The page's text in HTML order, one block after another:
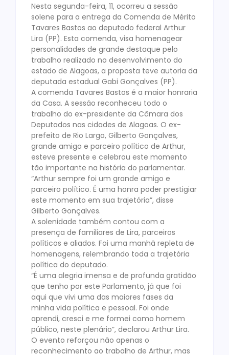
Nesta segunda-feira, 11, ocorreu a sessão
solene para a entrega da Comenda de Mérito
Tavares Bastos ao deputado federal Arthur
Lira (PP). Esta comenda, visa homenagear
personalidades de grande destaque pelo
trabalho realizado no desenvolvimento do
estado de Alagoas, a proposta teve autoria da
deputada estadual Gabi Gonçalves (PP).
A comenda Tavares Bastos é a maior honraria
da Casa. A sessão reconheceu todo o
trabalho do ex-presidente da Câmara dos
Deputados nas cidades de Alagoas. O ex-
prefeito de Rio Largo, Gilberto Gonçalves,
grande amigo e parceiro político de Arthur,
esteve presente e celebrou este momento
tão importante na história do parlamentar.
“Arthur sempre foi um grande amigo e
parceiro político. É uma honra poder prestigiar
este momento em sua trajetória”, disse
Gilberto Gonçalves.
A solenidade também contou com a
presença de familiares de Lira, parceiros
políticos e aliados. Foi uma manhã repleta de
homenagens, relembrando toda a trajetória
política do deputado.
“É uma alegria imensa e de profunda gratidão
que tenho por este Parlamento, já que foi
aqui que vivi uma das maiores fases da
minha vida política e pessoal. Foi onde
aprendi, cresci e me formei como homem
público, neste plenário”, declarou Arthur Lira.
O evento reforçou não apenas o
reconhecimento ao trabalho de Arthur, mas